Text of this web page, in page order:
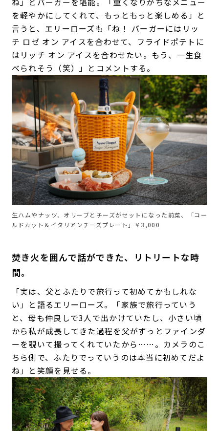
を軽やかにしてくれて、もっともっと楽しめる」と
言うと、エリーローズも「ね！ バーガーにはリッ
チ ロゼ オン アイスを合わせて、フライドポテトに
はリッチ オン アイスを合わせたい。もう、一生食
べられそう（笑）」とコメントする。
生ハムやナッツ、オリーブとチーズがセットになった前菜、「コー
ルドカット＆イタリアンチーズプレート」￥3,000
焚き火を囲んで話ができた、リトリートな時
間。
「実は、父とふたりで旅行って初めてかもしれな
い」と語るエリーローズ。「家族で旅行っていう
と、母も仲良しで3人で出かけていたし、小さい頃
から私が成長してきた過程を父がずっとファインダ
ーを覗いて撮ってくれていたから……。カメラのこ
ちら側で、ふたりでっていうのは本当に初めてだよ
ね」と笑顔を見せる。